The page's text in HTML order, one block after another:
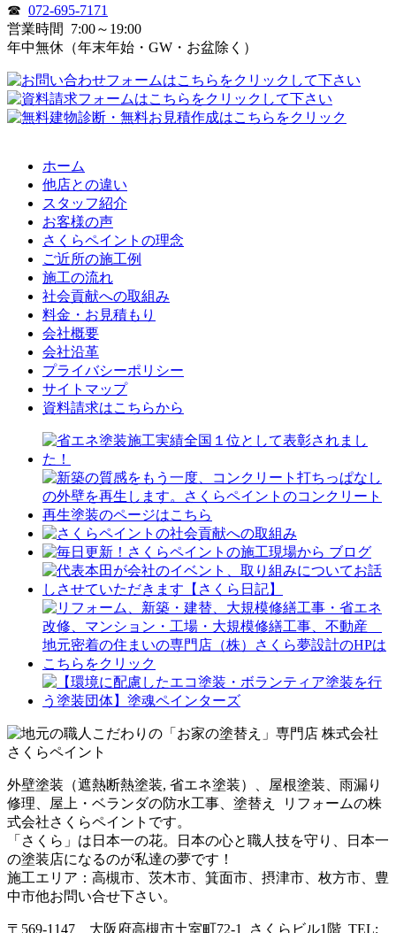
☎ 072-695-7171
営業時間 7:00～19:00
年中無休（年末年始・GW・お盆除く）
ホーム
他店との違い
スタッフ紹介
お客様の声
さくらペイントの理念
ご近所の施工例
施工の流れ
社会貢献への取組み
料金・お見積もり
会社概要
会社沿革
プライバシーポリシー
サイトマップ
資料請求はこちらから
外壁塗装（遮熱断熱塗装, 省エネ塗装）、屋根塗装、雨漏り
修理、屋上・ベランダの防水工事、塗替え リフォームの株
式会社さくらペイントです。
「さくら」は日本一の花。日本の心と職人技を守り、日本一
の塗装店になるのが私達の夢です！
施工エリア：高槻市、茨木市、箕面市、摂津市、枚方市、豊
中市他お問い合せ下さい。
〒569-1147 大阪府高槻市土室町72-1 さくらビル1階 TEL: